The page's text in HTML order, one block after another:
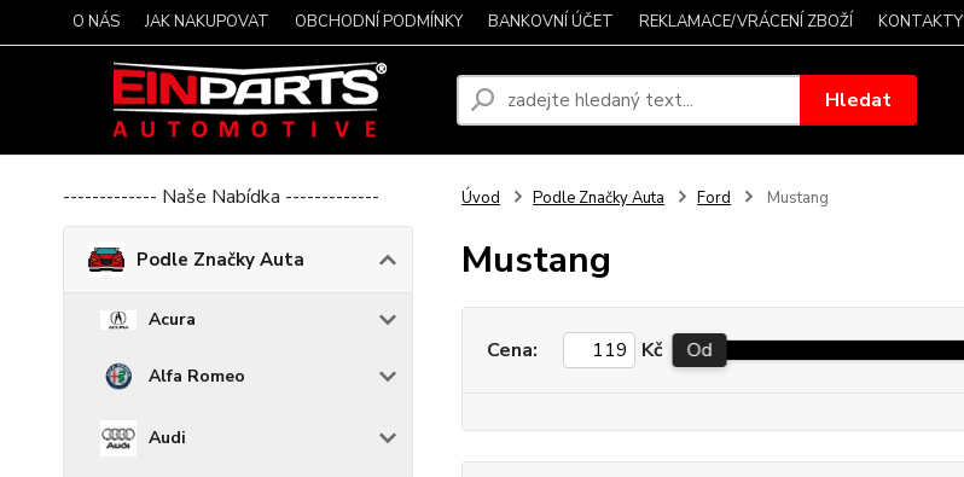
O NÁS JAK NAKUPOVAT OBCHODNÍ PODMÍNKY BANKOVNÍ ÚČET REKLAMACE/VRÁCENÍ ZBOŽÍ KONTAKTY
Hledat
------------- Naše Nabídka -------------
Podle Značky Auta
Acura
Alfa Romeo
Audi
Úvod Podle Značky Auta Ford Mustang
Mustang
Cena: Kč Od